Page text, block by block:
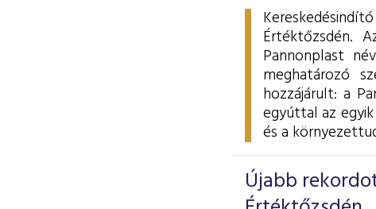
Értéktőzsdén.
Pannonplast
meghatározó
hozzájárult: a
egyúttal az
és a
Újabb